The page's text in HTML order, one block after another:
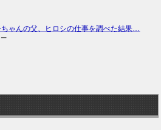
ゃんの父、ヒロシの仕事を調べた結果…